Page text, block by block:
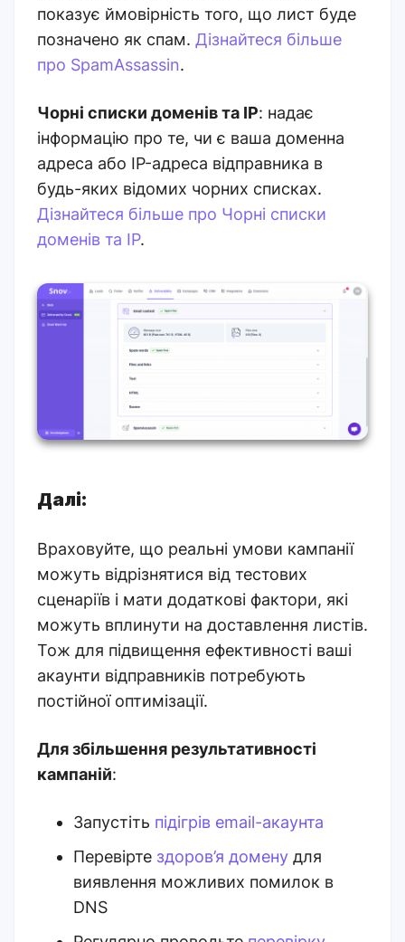
показує ймовірність того, що лист буде
позначено як спам. Дізнайтеся більше
про SpamAssassin.
Чорні списки доменів та IP: надає
інформацію про те, чи є ваша доменна
адреса або IP-адреса відправника в
будь-яких відомих чорних списках.
Дізнайтеся більше про Чорні списки
доменів та IP.
Далі:
Враховуйте, що реальні умови кампанії
можуть відрізнятися від тестових
сценаріїв і мати додаткові фактори, які
можуть вплинути на доставлення листів.
Тож для підвищення ефективності ваші
акаунти відправників потребують
постійної оптимізації.
Для збільшення результативності
кампаній:
Запустіть підігрів email-акаунта
Перевірте здоров’я домену для
виявлення можливих помилок в
DNS